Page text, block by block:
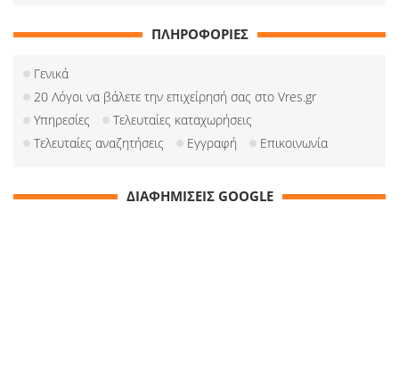
ΠΛΗΡΟΦΟΡΙΕΣ
Γενικά
20 Λόγοι να βάλετε την επιχείρησή σας στο Vres.gr
Υπηρεσίες
Τελευταίες καταχωρήσεις
Τελευταίες αναζητήσεις
Εγγραφή Επικοινωνία
ΔΙΑΦΗΜΙΣΕΙΣ GOOGLE